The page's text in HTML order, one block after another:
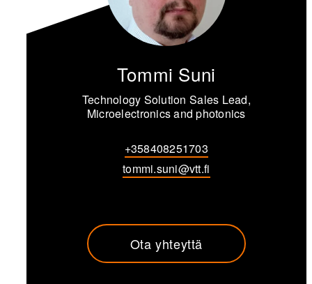
Tommi Suni
Technology Solution Sales Lead,
Microelectronics and photonics
+358408251703
tommi.suni@vtt.fi
Ota yhteyttä